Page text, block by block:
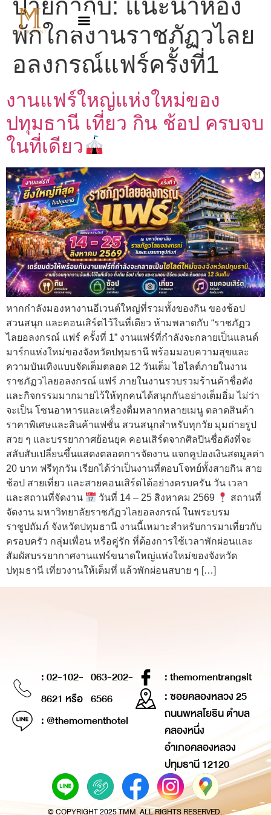
ป้ายกำกับ: แนะนำห้อง
พักใกล้งานราชภัฏวไลย
อลงกรณ์แฟร์ครั้งที่1
งานแฟร์ใหญ่แห่งใหม่ของ
ปทุมธานี เที่ยว กิน ช้อป ครบจบ
ในที่เดียว
หากกำลังมองหางานอีเวนต์ใหญ่ที่รวมทั้งของกิน ของช้อป
สวนสนุก และคอนเสิร์ตไว้ในที่เดียว ห้ามพลาดกับ “ราชภัฏว
ไลยอลงกรณ์ แฟร์ ครั้งที่ 1” งานแฟร์ที่กำลังจะกลายเป็นแลนด์
มาร์กแห่งใหม่ของจังหวัดปทุมธานี พร้อมมอบความสุขและ
ความบันเทิงแบบจัดเต็มตลอด 12 วันเต็ม ไฮไลต์ภายในงาน
ราชภัฏวไลยอลงกรณ์ แฟร์ ภายในงานรวบรวมร้านค้าชื่อดัง
และกิจกรรมมากมายไว้ให้ทุกคนได้สนุกกันอย่างเต็มอิ่ม ไม่ว่า
จะเป็น โซนอาหารและเครื่องดื่มหลากหลายเมนู ตลาดสินค้า
ราคาพิเศษและสินค้าแฟชั่น สวนสนุกสำหรับทุกวัย มุมถ่ายรูป
สวย ๆ และบรรยากาศย้อนยุค คอนเสิร์ตจากศิลปินชื่อดังที่จะ
สลับสับเปลี่ยนขึ้นแสดงตลอดการจัดงาน แจกคูปองเงินสดมูลค่า
20 บาท ฟรีทุกวัน เรียกได้ว่าเป็นงานที่ตอบโจทย์ทั้งสายกิน สาย
ช้อป สายเที่ยว และสายคอนเสิร์ตได้อย่างครบครัน วัน เวลา
และสถานที่จัดงาน
วันที่ 14 – 25 สิงหาคม 2569
สถานที่
จัดงาน มหาวิทยาลัยราชภัฏวไลยอลงกรณ์ ในพระบรม
ราชูปถัมภ์ จังหวัดปทุมธานี งานนี้เหมาะสำหรับการมาเที่ยวกับ
ครอบครัว กลุ่มเพื่อน หรือคู่รัก ที่ต้องการใช้เวลาพักผ่อนและ
สัมผัสบรรยากาศงานแฟร์ขนาดใหญ่แห่งใหม่ของจังหวัด
ปทุมธานี เที่ยวงานให้เต็มที่ แล้วพักผ่อนสบาย ๆ […]
: 02-102-
8621 หรือ
063-202-
6566
: @themomenthotel
: themomentrangsit
: ซอยคลองหลวง 25
ถนนพหลโยธิน ตำบล
คลองหนึ่ง
อำเภอคลองหลวง
ปทุมธานี 12120
© COPYRIGHT 2025 TMM. ALL RIGHTS RESERVED.